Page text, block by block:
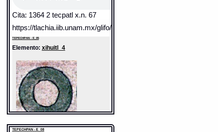
Cita: 1364 2 tecpatl x.n. 67
https://tlachia.iib.unam.mx/glifo/E_05_09
TEPECHPAN - E_05
Elemento: xihuitl_4
TEPECHPAN - E_08